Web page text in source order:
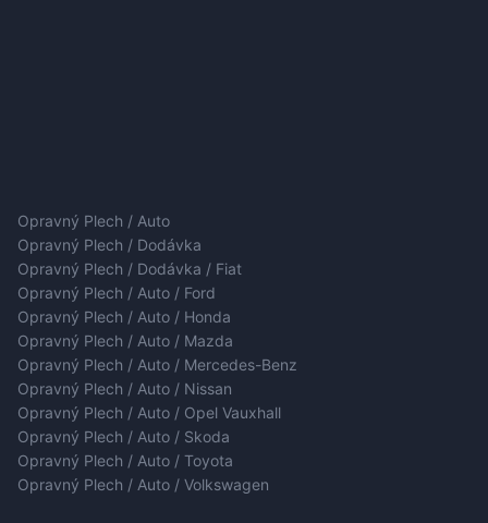
Opravný Plech / Auto
Opravný Plech / Dodávka
Opravný Plech / Dodávka / Fiat
Opravný Plech / Auto / Ford
Opravný Plech / Auto / Honda
Opravný Plech / Auto / Mazda
Opravný Plech / Auto / Mercedes-Benz
Opravný Plech / Auto / Nissan
Opravný Plech / Auto / Opel Vauxhall
Opravný Plech / Auto / Skoda
Opravný Plech / Auto / Toyota
Opravný Plech / Auto / Volkswagen